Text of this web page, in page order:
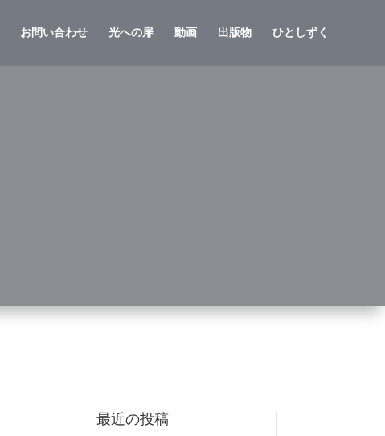
お問い合わせ 光への扉 動画 出版物 ひとしずく
最近の投稿